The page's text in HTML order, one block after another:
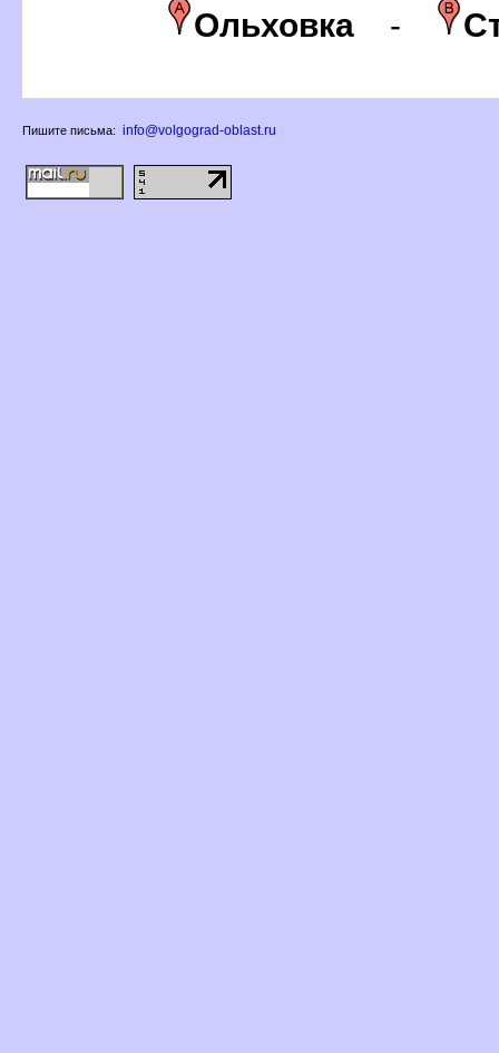
Ольховка-
Пишите письма: info@volgograd-oblast.ru